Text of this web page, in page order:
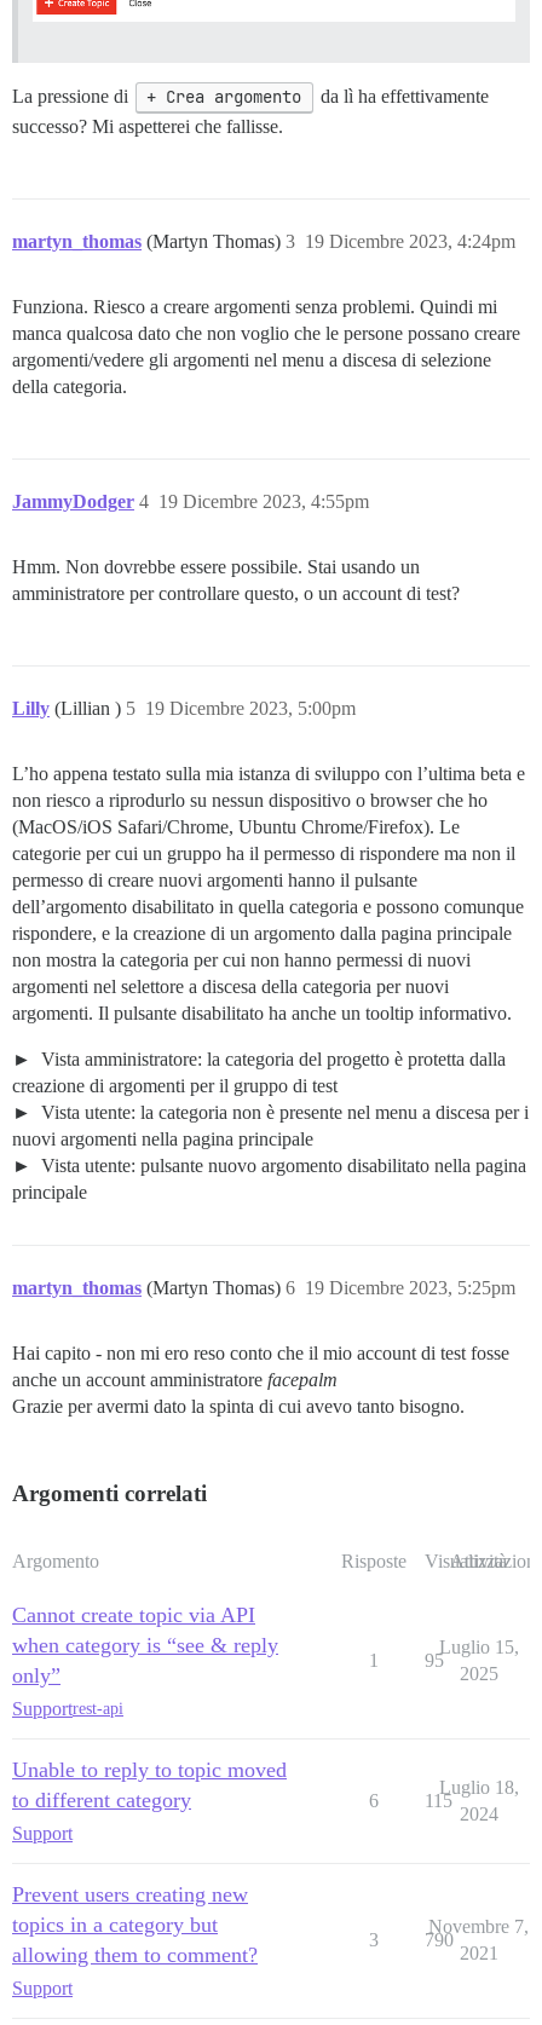
La pressione di + Crea argomento
da lì ha effettivamente
successo? Mi aspetterei che fallisse.
martyn_thomas (Martyn Thomas) 19 Dicembre 2023, 4:24pm
3
Funziona. Riesco a creare argomenti senza problemi. Quindi mi
manca qualcosa dato che non voglio che le persone possano creare
argomenti/vedere gli argomenti nel menu a discesa di selezione
della categoria.
JammyDodger 19 Dicembre 2023, 4:55pm
4
Hmm. Non dovrebbe essere possibile. Stai usando un
amministratore per controllare questo, o un account di test?
Lilly (Lillian ) 19 Dicembre 2023, 5:00pm
5
L’ho appena testato sulla mia istanza di sviluppo con l’ultima beta e
non riesco a riprodurlo su nessun dispositivo o browser che ho
(MacOS/iOS Safari/Chrome, Ubuntu Chrome/Firefox). Le
categorie per cui un gruppo ha il permesso di rispondere ma non il
permesso di creare nuovi argomenti hanno il pulsante
dell’argomento disabilitato in quella categoria e possono comunque
rispondere, e la creazione di un argomento dalla pagina principale
non mostra la categoria per cui non hanno permessi di nuovi
argomenti nel selettore a discesa della categoria per nuovi
argomenti. Il pulsante disabilitato ha anche un tooltip informativo.
Vista amministratore: la categoria del progetto è protetta dalla
creazione di argomenti per il gruppo di test
Vista utente: la categoria non è presente nel menu a discesa per i
nuovi argomenti nella pagina principale
Vista utente: pulsante nuovo argomento disabilitato nella pagina
principale
martyn_thomas (Martyn Thomas) 19 Dicembre 2023, 5:25pm
6
Hai capito - non mi ero reso conto che il mio account di test fosse
anche un account amministratore facepalm
Grazie per avermi dato la spinta di cui avevo tanto bisogno.
Argomenti correlati
Argomento Risposte Visualizzazioni
Attività
Cannot create topic via API
when category is “see & reply
only”
Supportrest-api
1 95
Luglio 15,
2025
Unable to reply to topic moved
to different category
Support
6 115
Luglio 18,
2024
Prevent users creating new
topics in a category but
allowing them to comment?
Support
3 790
Novembre 7,
2021